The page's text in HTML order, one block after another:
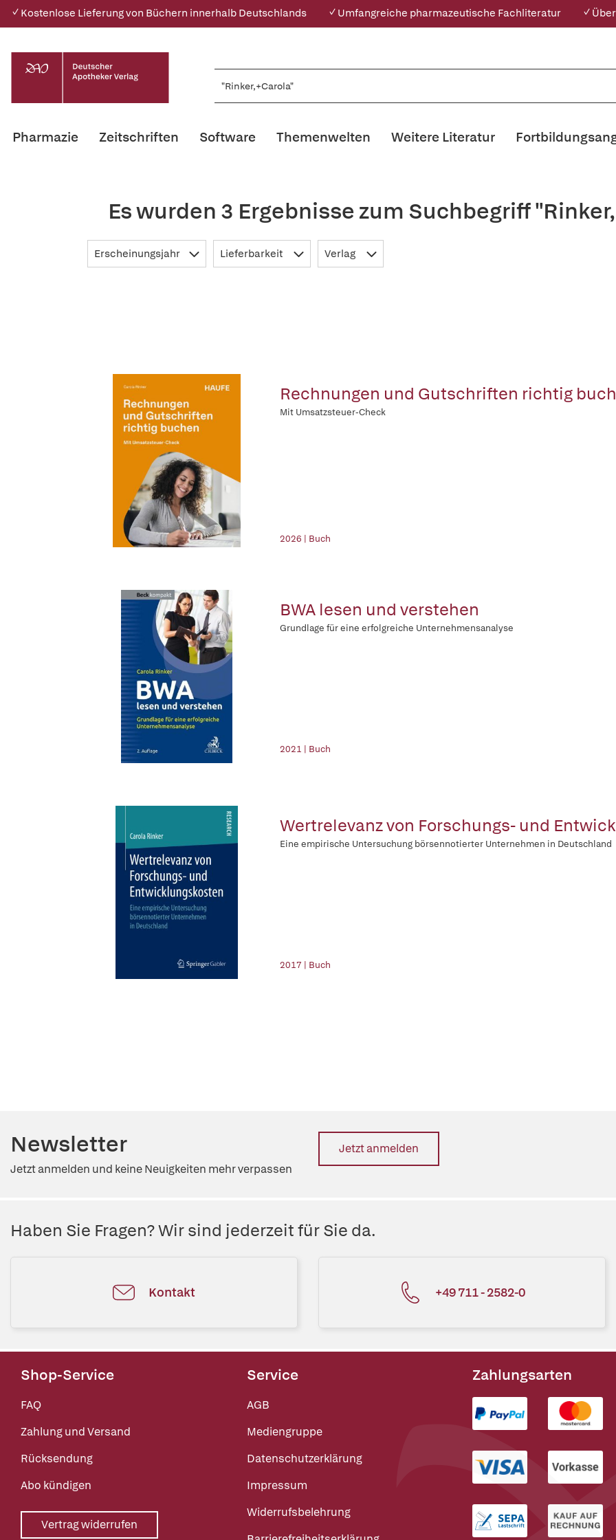
✓ Kostenlose Lieferung von Büchern innerhalb Deutschlands ✓ Umfangreiche pharmazeutische Fachliteratur ✓
Pharmazie Zeitschriften Software Themenwelten Weitere Literatur
Es wurden 3 Ergebnisse zum Suchbegriff
Erscheinungsjahr Lieferbarkeit Verlag
Rechnungen und Gutschriften richtig
Mit Umsatzsteuer-Check
2026 | Buch
BWA lesen und verstehen
Grundlage für eine erfolgreiche Unternehmensanalyse
2021 | Buch
Wertrelevanz von Forschungs- und
Eine empirische Untersuchung börsennotierter Unternehmen in Deutschland
2017 | Buch
Newsletter
Jetzt anmelden und keine Neuigkeiten mehr verpassen
Jetzt anmelden
Haben Sie Fragen? Wir sind jederzeit für Sie da.
Kontakt +49 711 - 2582-0
Shop-Service
FAQ
Zahlung und Versand
Rücksendung
Abo kündigen
Vertrag widerrufen
Service
AGB
Mediengruppe
Datenschutzerklärung
Impressum
Widerrufsbelehrung
Zahlungsarten